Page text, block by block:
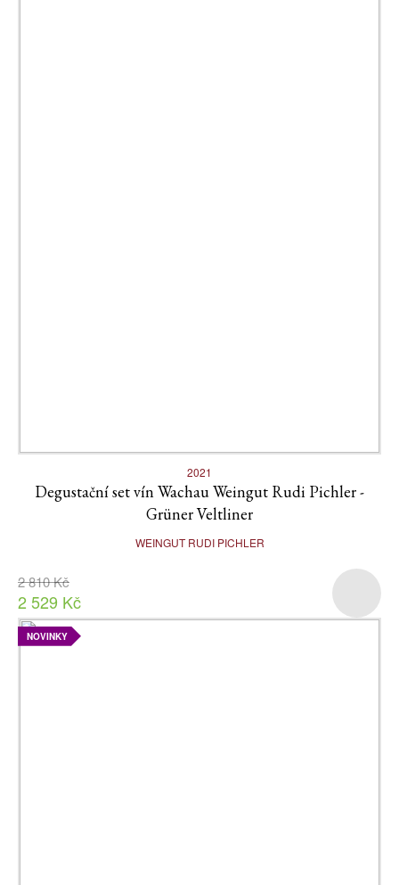
2021
Degustační set vín Wachau Weingut Rudi Pichler -
Grüner Veltliner
WEINGUT RUDI PICHLER
2 810 Kč
2 529 Kč
NOVINKY